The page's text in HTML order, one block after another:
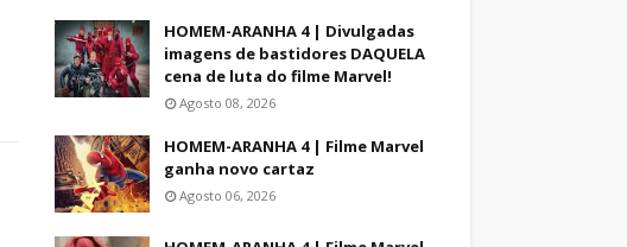
HOMEM-ARANHA 4 | Divulgadas
imagens de bastidores DAQUELA
cena de luta do filme Marvel!
Agosto 08, 2026
HOMEM-ARANHA 4 | Filme Marvel
ganha novo cartaz
Agosto 06, 2026